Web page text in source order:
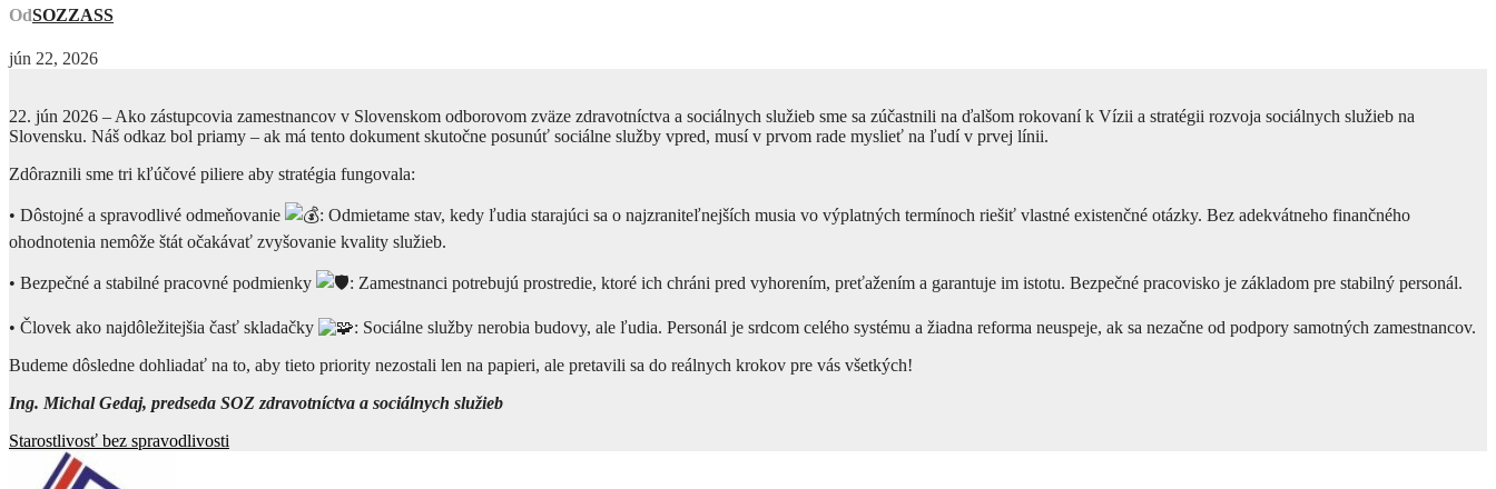
OdSOZZASS
jún 22, 2026
22. jún 2026 – Ako zástupcovia zamestnancov v Slovenskom odborovom zväze zdravotníctva a sociálnych služieb sme sa zúčastnili na ďalšom rokovaní k Vízii a stratégii rozvoja sociálnych služieb na
Slovensku. Náš odkaz bol priamy – ak má tento dokument skutočne posunúť sociálne služby vpred, musí v prvom rade myslieť na ľudí v prvej línii.
Zdôraznili sme tri kľúčové piliere aby stratégia fungovala:
•⁠ ⁠Dôstojné a spravodlivé odmeňovanie
: Odmietame stav, kedy ľudia starajúci sa o najzraniteľnejších musia vo výplatných termínoch riešiť vlastné existenčné otázky. Bez adekvátneho finančného
ohodnotenia nemôže štát očakávať zvyšovanie kvality služieb.
•⁠ ⁠Bezpečné a stabilné pracovné podmienky : Zamestnanci potrebujú prostredie, ktoré ich chráni pred vyhorením, preťažením a garantuje im istotu. Bezpečné pracovisko je základom pre stabilný personál.
•⁠ ⁠Človek ako najdôležitejšia časť skladačky
: Sociálne služby nerobia budovy, ale ľudia. Personál je srdcom celého systému a žiadna reforma neuspeje, ak sa nezačne od podpory samotných zamestnancov.
Budeme dôsledne dohliadať na to, aby tieto priority nezostali len na papieri, ale pretavili sa do reálnych krokov pre vás všetkých!
Ing. Michal Gedaj, predseda SOZ zdravotníctva a sociálnych služieb
Navigácia
Starostlivosť bez spravodlivosti